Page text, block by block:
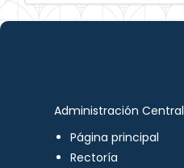
Administración Central
Página principal
Rectoría